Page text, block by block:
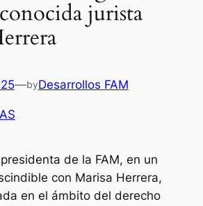
jurista
—byDesarrollos FAM
de la FAM, en un
con Marisa Herrera,
en el ámbito del derecho